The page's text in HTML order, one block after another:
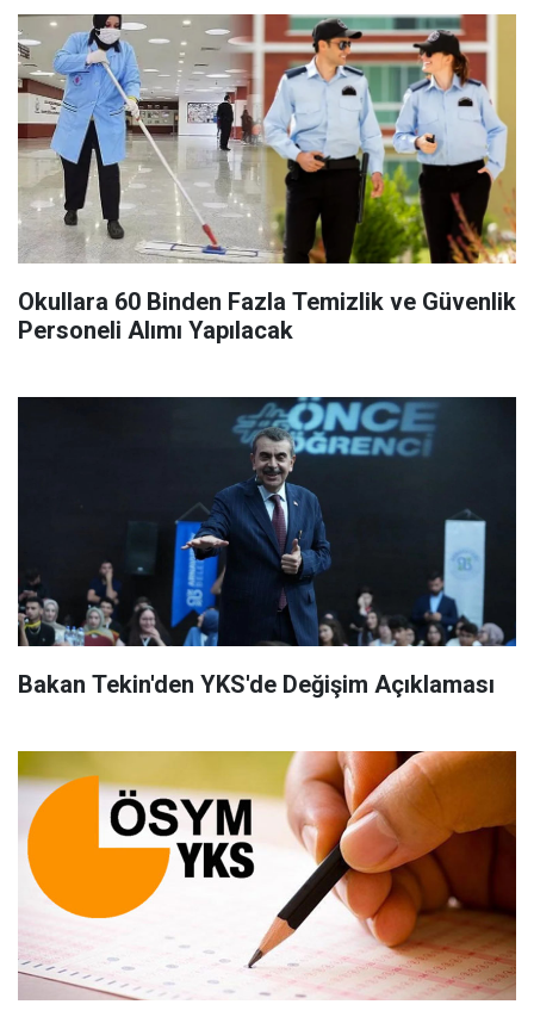
Okullara 60 Binden Fazla Temizlik ve Güvenlik
Personeli Alımı Yapılacak
Bakan Tekin'den YKS'de Değişim Açıklaması